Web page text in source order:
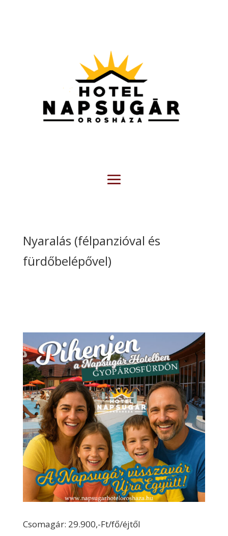
Nyaralás (félpanzióval és
fürdőbelépővel)
Csomagár: 29.900,-Ft/fő/éjtől